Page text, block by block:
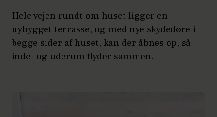
Hele vejen rundt om huset ligger en
nybygget terrasse, og med nye skydedøre i
begge sider af huset, kan der åbnes op, så
inde- og uderum flyder sammen.